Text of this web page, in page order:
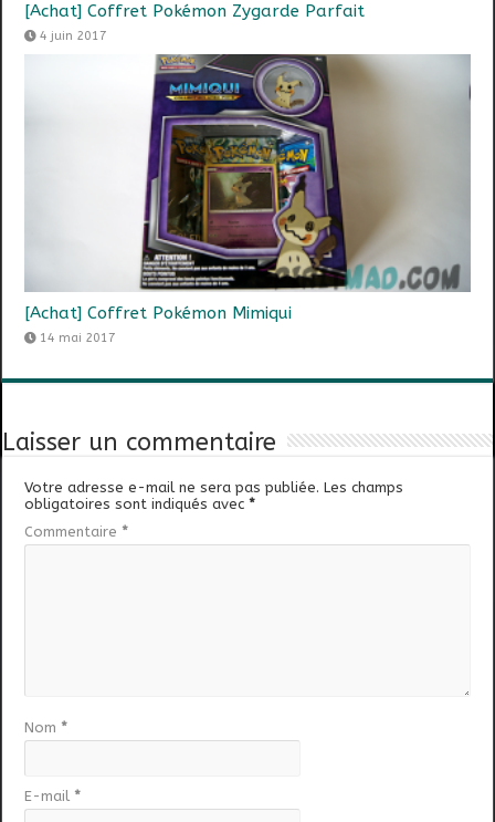
[Achat] Coffret Pokémon Zygarde Parfait
4 juin 2017
[Achat] Coffret Pokémon Mimiqui
14 mai 2017
Laisser un commentaire
Votre adresse e-mail ne sera pas publiée. Les champs
obligatoires sont indiqués avec*
Commentaire *
Nom *
E-mail *